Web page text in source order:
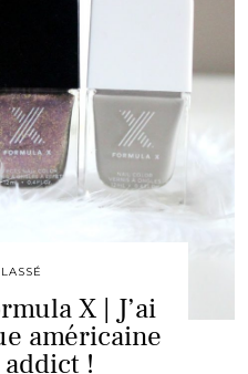
X | J’ai
américaine
!